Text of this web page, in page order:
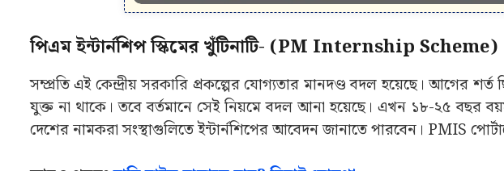
পিএম ইন্টার্নশিপ স্কিমের খুঁটিনাটি- (PM Internship Scheme)
সম্প্রতি এই কেন্দ্রীয় সরকারি প্রকল্পের যোগ্যতার মানদণ্ড বদল হয়েছে। আগের
যুক্ত না থাকে। তবে বর্তমানে সেই নিয়মে বদল আনা হয়েছে। এখন ১৮-২৫ বছর বয়সী
দেশের নামকরা সংস্থাগুলিতে ইন্টার্নশিপের আবেদন জানাতে পারবেন। PMIS